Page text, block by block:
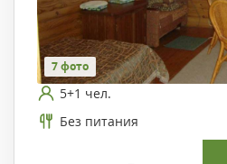
7 фото
5+1 чел.
Без питания